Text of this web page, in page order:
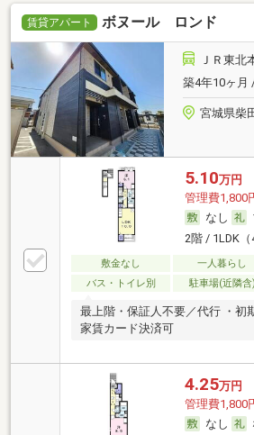
賃貸アパート ボヌール ロンド
ＪＲ東北
築4年10ヶ月
宮城県柴
5.10万円
管理費1,800
なし
2階 / 1LDK（
敷金なし 一人暮らし
バス・トイレ別
駐車場(近隣含)
最上階・保証人不要／代行 ・初
家賃カード決済可
4.25万円
管理費1,800
なし